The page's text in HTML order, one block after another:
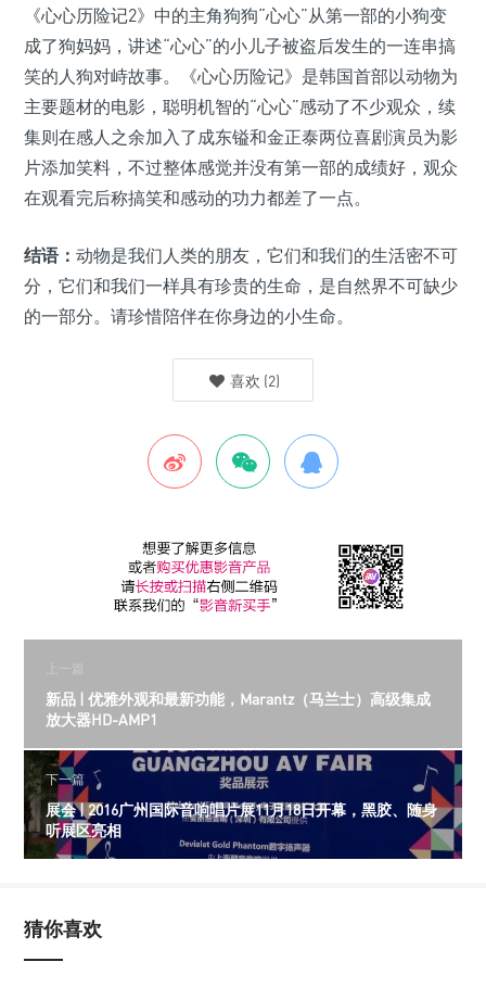
《心心历险记2》中的主角狗狗“心心”从第一部的小狗变
成了狗妈妈，讲述“心心”的小儿子被盗后发生的一连串搞
笑的人狗对峙故事。《心心历险记》是韩国首部以动物为
主要题材的电影，聪明机智的“心心”感动了不少观众，续
集则在感人之余加入了成东镒和金正泰两位喜剧演员为影
片添加笑料，不过整体感觉并没有第一部的成绩好，观众
在观看完后称搞笑和感动的功力都差了一点。
结语： 动物是我们人类的朋友，它们和我们的生活密不可
分，它们和我们一样具有珍贵的生命，是自然界不可缺少
的一部分。请珍惜陪伴在你身边的小生命。
喜欢 (2)
上一篇
新品 | 优雅外观和最新功能，Marantz（马兰士）高级集成
放大器HD-AMP1
下一篇
展会 | 2016广州国际音响唱片展11月18日开幕，黑胶、随身
听展区亮相
猜你喜欢